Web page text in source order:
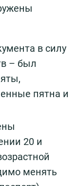
в силу
– был
пятна и
20 и
менять